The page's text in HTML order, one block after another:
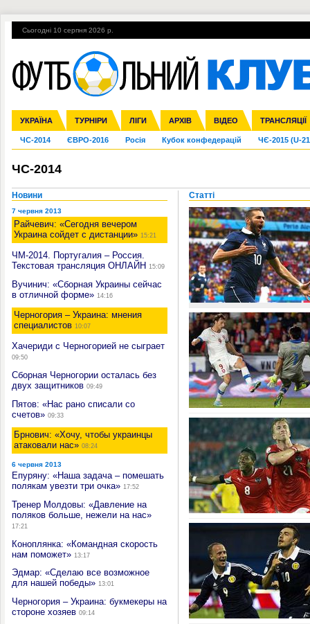
Сьогодні 10 серпня 2026 р.
УКРАЇНА ТУРНІРИ ЛІГИ АРХІВ ВІДЕО ТРАНСЛЯЦІЇ
Збірна Прем'єр-ліга Перша ліга Друга ліга Кубок України
Ліга чемпіонів Ліга Європи Міжнародні Ліга націй Ліга
Англія Іспанія Італія Німеччина Франція Інші
ЧС-2014 ЄВРО-2016 Росія Кубок конфедерацій ЧЄ-2015 (U-
Гарячі теми УПЛ, 2-й тур ВІЙНА УПЛ-ПЕРЕХОДИ
ЧС-2014
Новини
7 червня 2013
Райчевич: «Сегодня вечером
Украина сойдет с дистанции» 15:21
ЧМ-2014. Португалия – Россия.
Текстовая трансляция ОНЛАЙН 15:09
Вучинич: «Сборная Украины сейчас
в отличной форме» 14:16
Черногория – Украина: мнения
специалистов 10:07
Хачериди с Черногорией не сыграет
09:50
Сборная Черногории осталась без
двух защитников 09:49
Пятов: «Нас рано списали со
счетов» 09:33
Брнович: «Хочу, чтобы украинцы
атаковали нас» 08:24
6 червня 2013
Епуряну: «Наша задача – помешать
полякам увезти три очка» 17:52
Тренер Молдовы: «Давление на
поляков больше, нежели на нас»
17:21
Коноплянка: «Командная скорость
нам поможет» 13:17
Эдмар: «Сделаю все возможное
для нашей победы» 13:01
Черногория – Украина: букмекеры на
стороне хозяев 09:14
Статті